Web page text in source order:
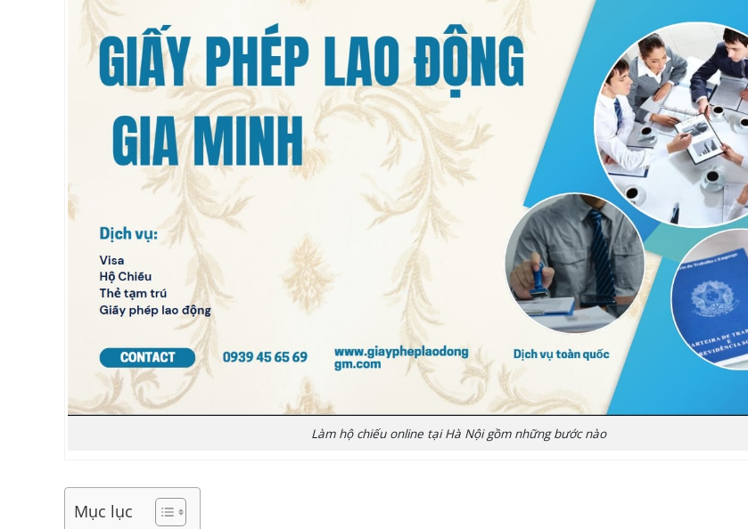
Làm hộ chiếu online tại Hà Nội gồm những bước nào
Mục lục